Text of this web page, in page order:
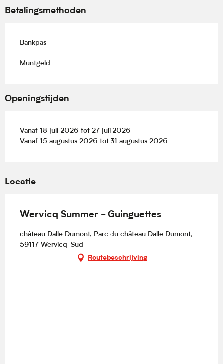
Betalingsmethoden
Bankpas
Muntgeld
Openingstijden
Vanaf 18 juli 2026 tot 27 juli 2026
Vanaf 15 augustus 2026 tot 31 augustus 2026
Locatie
Wervicq Summer - Guinguettes
château Dalle Dumont, Parc du château Dalle Dumont,
59117 Wervicq-Sud
Routebeschrijving